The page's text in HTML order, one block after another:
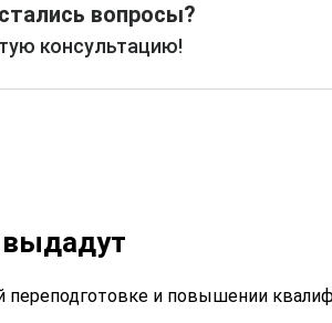
вопросы?
консультацию!
выдадут
и повышении